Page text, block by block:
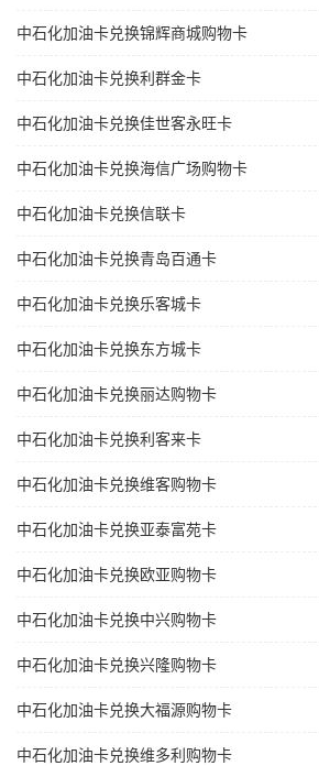
中石化加油卡兑换锦辉商城购物卡
中石化加油卡兑换利群金卡
中石化加油卡兑换佳世客永旺卡
中石化加油卡兑换海信广场购物卡
中石化加油卡兑换信联卡
中石化加油卡兑换青岛百通卡
中石化加油卡兑换乐客城卡
中石化加油卡兑换东方城卡
中石化加油卡兑换丽达购物卡
中石化加油卡兑换利客来卡
中石化加油卡兑换维客购物卡
中石化加油卡兑换亚泰富苑卡
中石化加油卡兑换欧亚购物卡
中石化加油卡兑换中兴购物卡
中石化加油卡兑换兴隆购物卡
中石化加油卡兑换大福源购物卡
中石化加油卡兑换维多利购物卡